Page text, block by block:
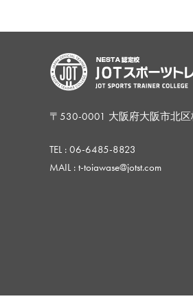
〒530-0001 大阪府大阪市北
TEL : 06-6485-8823
MAIL : t-toiawase@jotst.com